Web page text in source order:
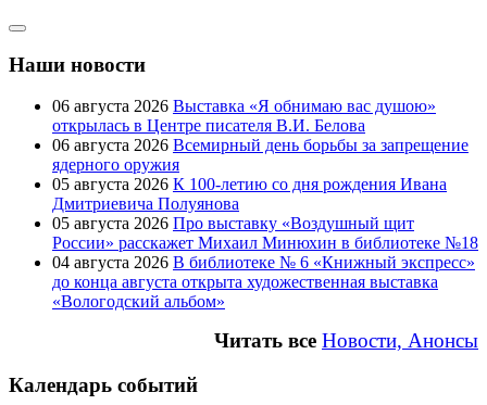
Наши новости
06 августа 2026 Выставка «Я обнимаю вас душою»
открылась в Центре писателя В.И. Белова
06 августа 2026 Всемирный день борьбы за запрещение
ядерного оружия
05 августа 2026 К 100-летию со дня рождения Ивана
Дмитриевича Полуянова
05 августа 2026 Про выставку «Воздушный щит
России» расскажет Михаил Минюхин в библиотеке №18
04 августа 2026 В библиотеке № 6 «Книжный экспресс»
до конца августа открыта художественная выставка
«Вологодский альбом»
Читать все Новости, Анонсы
Календарь событий